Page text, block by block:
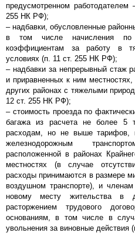
предусмотренном
255 НК РФ);
– надбавки, обусловленные
в том числе начисления по
коэффициентам за работу в
условиях (п. 11 ст. 255 НК РФ);
– надбавки за непрерывный стаж
и приравненных к ним
других районах с тяжелыми
12 ст. 255 НК РФ);
– стоимость проезда по
багажа из расчета не более 5
расходам, но не выше тарифов,
железнодорожным
расположенной в районах
местностях (в случае
расходы принимаются в размере
воздушном транспорте), и
новому месту жительства в
расторжением трудового
основаниям, в том числе в
увольнения за виновные действия